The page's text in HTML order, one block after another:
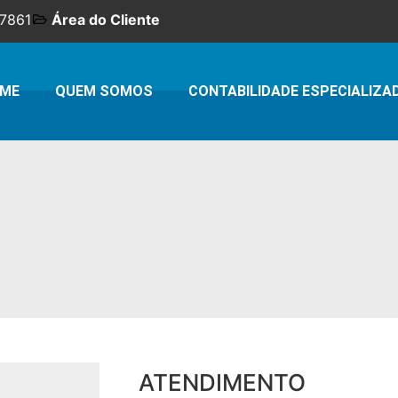
Área do Cliente
QUEM SOMOS CONTABILIDADE
ATENDIMENTO